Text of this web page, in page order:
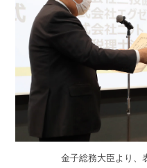
金子総務大臣より、